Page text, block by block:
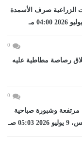
الزراعية صرف الأسمدة
0
رصاصة مطاطية عليه
0
2026.. رطوبة مرتفعة وشبورة صباحية
صـ